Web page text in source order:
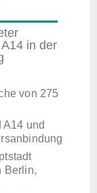
in der
von 275
A14 und
Berlin,